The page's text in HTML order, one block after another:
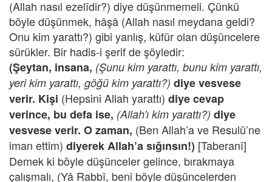
(Allah nasıl ezelîdir?) diye düşünmemeli. Çünkü
böyle düşünmek, hâşâ (Allah nasıl meydana geldi?
Onu kim yarattı?) gibi yanlış, küfür olan düşüncelere
sürükler. Bir hadis-i şerif de şöyledir:
(Şeytan, insana, (Şunu kim yarattı, bunu kim yarattı,
yeri kim yarattı, göğü kim yarattı?) diye vesvese
verir. Kişi (Hepsini Allah yarattı) diye cevap
verince, bu defa ise, (Allah'ı kim yarattı?) diye
vesvese verir. O zaman, (Ben Allah’a ve Resulü’ne
iman ettim) diyerek Allah’a sığınsın!) [Taberanî]
Demek ki böyle düşünceler gelince, bırakmaya
çalışmalı, (Yâ Rabbî, beni böyle düşüncelerden